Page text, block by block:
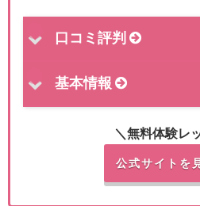
口コミ評判
基本情報
＼無料体験レ
公式サイトを